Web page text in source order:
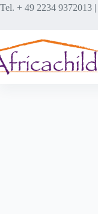
Tel. + 49 2234 9372013 |